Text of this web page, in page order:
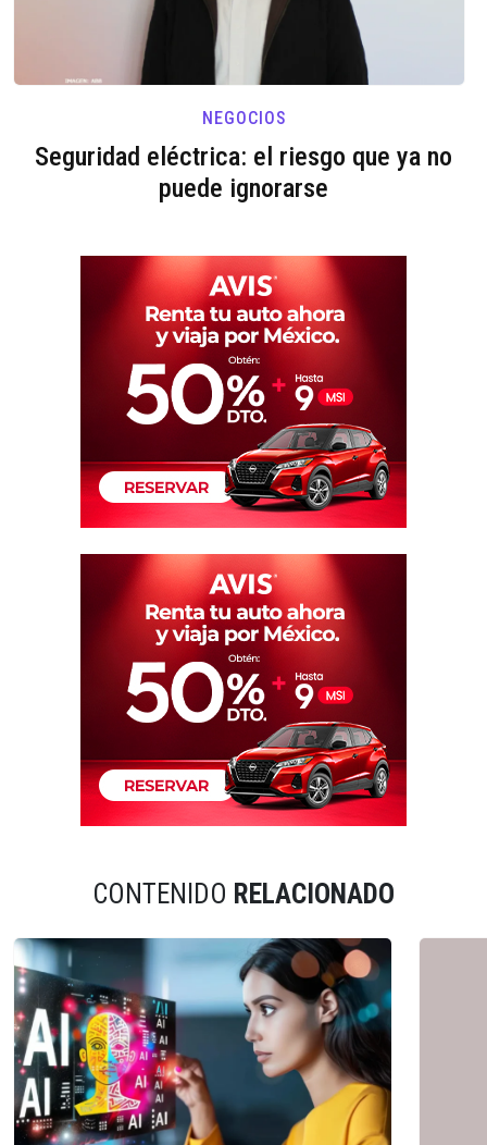
NEGOCIOS
Seguridad eléctrica: el riesgo que ya no
puede ignorarse
CONTENIDO RELACIONADO